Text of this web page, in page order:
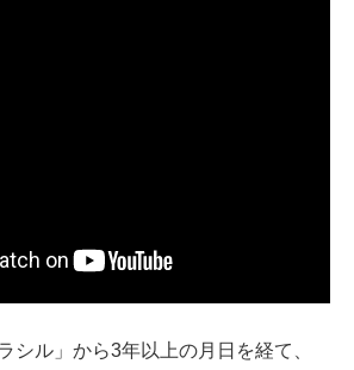
ル」から3年以上の月日を経て、